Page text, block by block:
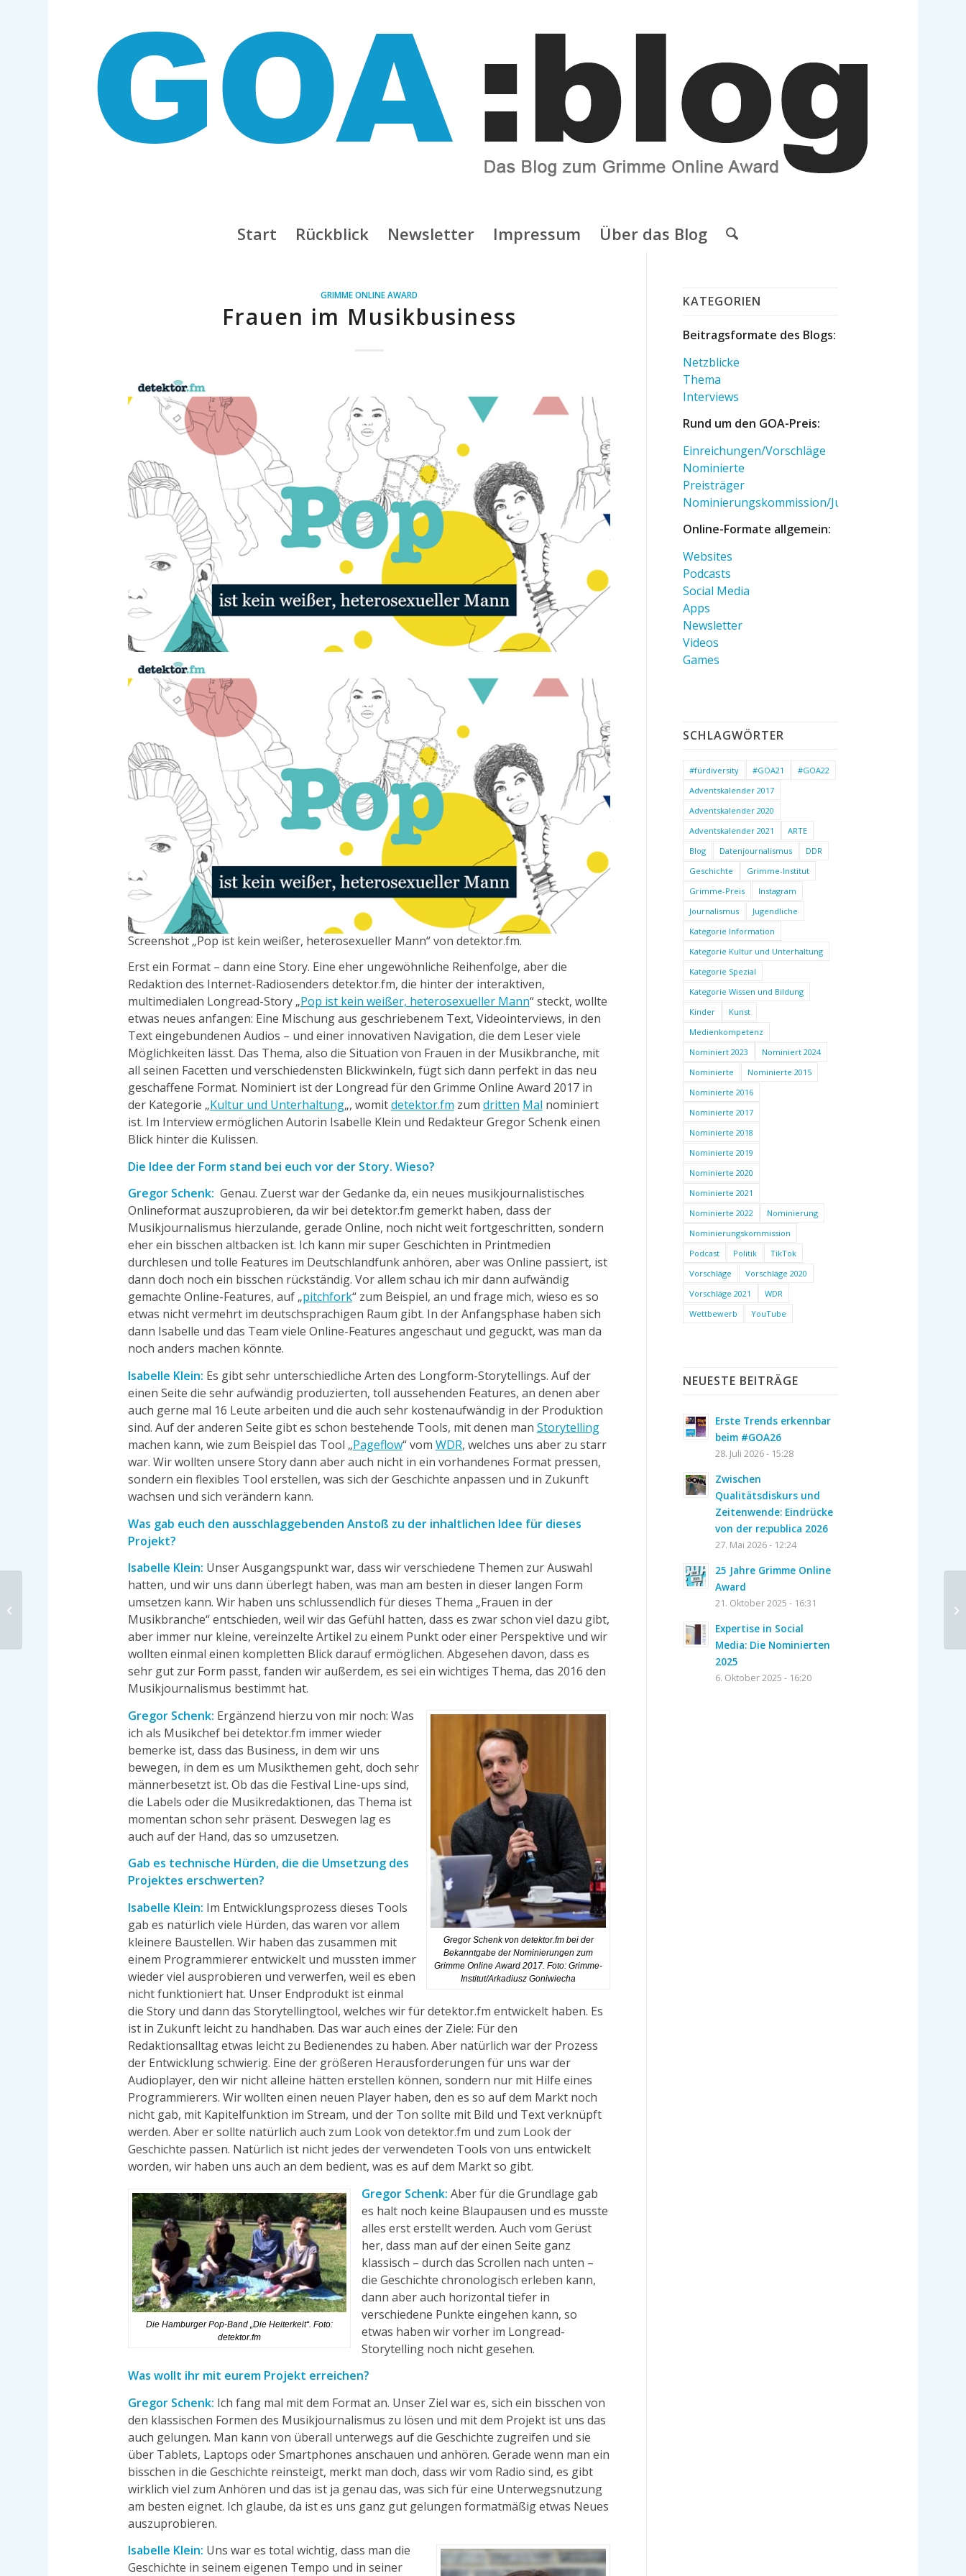
Start Rückblick Newsletter Impressum Über das Blog
GRIMME ONLINE AWARD
Frauen im Musikbusiness
Screenshot „Pop ist kein weißer, heterosexueller Mann“ von detektor.fm.
Erst ein Format – dann eine Story. Eine eher ungewöhnliche Reihenfolge, aber die
Redaktion des Internet-Radiosenders detektor.fm, die hinter der interaktiven,
multimedialen Longread-Story „Pop ist kein weißer, heterosexueller Mann“ steckt, wollte
etwas neues anfangen: Eine Mischung aus geschriebenem Text, Videointerviews, in den
Text eingebundenen Audios – und einer innovativen Navigation, die dem Leser viele
Möglichkeiten lässt. Das Thema, also die Situation von Frauen in der Musikbranche, mit
all seinen Facetten und verschiedensten Blickwinkeln, fügt sich dann perfekt in das neu
geschaffene Format. Nominiert ist der Longread für den Grimme Online Award 2017 in
der Kategorie „Kultur und Unterhaltung„, womitdetektor.fm zum dritten Mal nominiert
ist. Im Interview ermöglichen Autorin Isabelle Klein und Redakteur Gregor Schenk einen
Blick hinter die Kulissen.
Die Idee der Form stand bei euch vor der Story. Wieso?
Gregor Schenk: Genau. Zuerst war der Gedanke da, ein neues musikjournalistisches
Onlineformat auszuprobieren, da wir bei detektor.fm gemerkt haben, dass der
Musikjournalismus hierzulande, gerade Online, noch nicht weit fortgeschritten, sondern
eher ein bisschen altbacken ist. Ich kann mir super Geschichten in Printmedien
durchlesen und tolle Features im Deutschlandfunk anhören, aber was Online passiert, ist
dann doch noch ein bisschen rückständig. Vor allem schau ich mir dann aufwändig
gemachte Online-Features, auf „pitchfork“ zum Beispiel, an und frage mich, wieso es so
etwas nicht vermehrt im deutschsprachigen Raum gibt. In der Anfangsphase haben sich
dann Isabelle und das Team viele Online-Features angeschaut und geguckt, was man da
noch anders machen könnte.
Isabelle Klein: Es gibt sehr unterschiedliche Arten des Longform-Storytellings. Auf der
einen Seite die sehr aufwändig produzierten, toll aussehenden Features, an denen aber
auch gerne mal 16 Leute arbeiten und die auch sehr kostenaufwändig in der Produktion
sind. Auf der anderen Seite gibt es schon bestehende Tools, mit denen man Storytelling
machen kann, wie zum Beispiel das Tool „Pageflow“vom WDR, welches uns aber zu starr
war. Wir wollten unsere Story dann aber auch nicht in ein vorhandenes Format pressen,
sondern ein flexibles Tool erstellen, was sich der Geschichte anpassen und in Zukunft
wachsen und sich verändern kann.
Was gab euch den ausschlaggebenden Anstoß zu der inhaltlichen Idee für dieses
Projekt?
Isabelle Klein: Unser Ausgangspunkt war, dass wir verschiedene Themen zur Auswahl
hatten, und wir uns dann überlegt haben, was man am besten in dieser langen Form
umsetzen kann. Wir haben uns schlussendlich für dieses Thema „Frauen in der
Musikbranche“ entschieden, weil wir das Gefühl hatten, dass es zwar schon viel dazu gibt,
aber immer nur kleine, vereinzelte Artikel zu einem Punkt oder einer Perspektive und wir
wollten einmal einen kompletten Blick darauf ermöglichen. Abgesehen davon, dass es
sehr gut zur Form passt, fanden wir außerdem, es sei ein wichtiges Thema, das 2016 den
Musikjournalismus bestimmt hat.
Gregor Schenk von detektor.fm bei der
Bekanntgabe der Nominierungen zum
Grimme Online Award 2017. Foto: Grimme-
Institut/Arkadiusz Goniwiecha
Gregor Schenk: Ergänzend hierzu von mir noch: Was
ich als Musikchef bei detektor.fm immer wieder
bemerke ist, dass das Business, in dem wir uns
bewegen, in dem es um Musikthemen geht, doch sehr
männerbesetzt ist. Ob das die Festival Line-ups sind,
die Labels oder die Musikredaktionen, das Thema ist
momentan schon sehr präsent. Deswegen lag es
auch auf der Hand, das so umzusetzen.
Gab es technische Hürden, die die Umsetzung des
Projektes erschwerten?
Isabelle Klein: Im Entwicklungsprozess dieses Tools
gab es natürlich viele Hürden, das waren vor allem
kleinere Baustellen. Wir haben das zusammen mit
einem Programmierer entwickelt und mussten immer
wieder viel ausprobieren und verwerfen, weil es eben
nicht funktioniert hat. Unser Endprodukt ist einmal
die Story und dann das Storytellingtool, welches wir fürdetektor.fm entwickelt haben. Es
ist in Zukunft leicht zu handhaben. Das war auch eines der Ziele: Für den
Redaktionsalltag etwas leicht zu Bedienendes zu haben. Aber natürlich war der Prozess
der Entwicklung schwierig. Eine der größeren Herausforderungen für uns war der
Audioplayer, den wir nicht alleine hätten erstellen können, sondern nur mit Hilfe eines
Programmierers. Wir wollten einen neuen Player haben, den es so auf dem Markt noch
nicht gab, mit Kapitelfunktion im Stream, und der Ton sollte mit Bild und Text verknüpft
werden. Aber er sollte natürlich auch zum Look von detektor.fm und zum Look der
Geschichte passen. Natürlich ist nicht jedes der verwendeten Tools von uns entwickelt
worden, wir haben uns auch an dem bedient, was es auf dem Markt so gibt.
Die Hamburger Pop-Band „Die Heiterkeit“. Foto:
detektor.fm
Gregor Schenk: Aber für die Grundlage gab
es halt noch keine Blaupausen und es musste
alles erst erstellt werden. Auch vom Gerüst
her, dass man auf der einen Seite ganz
klassisch – durch das Scrollen nach unten –
die Geschichte chronologisch erleben kann,
dann aber auch horizontal tiefer in
verschiedene Punkte eingehen kann, so
etwas haben wir vorher im Longread-
Storytelling noch nicht gesehen.
Was wollt ihr mit eurem Projekt erreichen?
Gregor Schenk: Ich fang mal mit dem Format an. Unser Ziel war es, sich ein bisschen von
den klassischen Formen des Musikjournalismus zu lösen und mit dem Projekt ist uns das
auch gelungen. Man kann von überall unterwegs auf die Geschichte zugreifen und sie
über Tablets, Laptops oder Smartphones anschauen und anhören. Gerade wenn man ein
bisschen in die Geschichte reinsteigt, merkt man doch, dass wir vom Radio sind, es gibt
wirklich viel zum Anhören und das ist ja genau das, was sich für eine Unterwegsnutzung
am besten eignet. Ich glaube, da ist es uns ganz gut gelungen formatmäßig etwas Neues
auszuprobieren.
Isabelle Klein: Uns war es total wichtig, dass man die
Geschichte in seinem eigenen Tempo und in seiner
KATEGORIEN
Beitragsformate des Blogs:
Netzblicke
Thema
Interviews
Rund um den GOA-Preis:
Einreichungen/Vorschläge
Nominierte
Preisträger
Nominierungskommission/Jury
Online-Formate allgemein:
Websites
Podcasts
Social Media
Apps
Newsletter
Videos
Games
SCHLAGWÖRTER
#fürdiversity #GOA21
#GOA22
Adventskalender 2017
Adventskalender 2020
Adventskalender 2021
ARTE
Blog
Datenjournalismus
DDR
Geschichte
Grimme-Institut
Grimme-Preis
Instagram
Journalismus
Jugendliche
Kategorie Information
Kategorie Kultur und Unterhaltung
Kategorie Spezial
Kategorie Wissen und Bildung
Kinder
Kunst
Medienkompetenz
Nominiert 2023
Nominiert 2024
Nominierte
Nominierte 2015
Nominierte 2016
Nominierte 2017
Nominierte 2018
Nominierte 2019
Nominierte 2020
Nominierte 2021
Nominierte 2022
Nominierung
Nominierungskommission
Podcast
Politik
TikTok
Vorschläge
Vorschläge 2020
Vorschläge 2021
WDR
Wettbewerb
YouTube
NEUESTE BEITRÄGE
Erste Trends erkennbar
beim #GOA26
28. Juli 2026 - 15:28
Zwischen
Qualitätsdiskurs und
Zeitenwende: Eindrücke
von der re:publica 2026
27. Mai 2026 - 12:24
25 Jahre Grimme Online
Award
21. Oktober 2025 - 16:31
Expertise in Social
Media: Die Nominierten
2025
6. Oktober 2025 - 16:20